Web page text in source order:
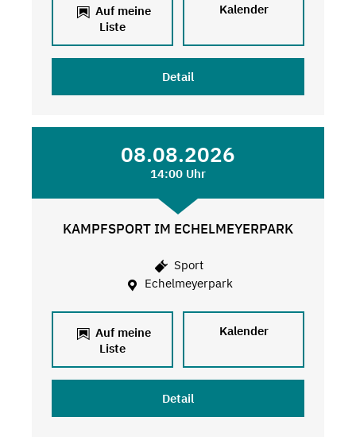
Auf meine
Liste
Kalender
Detail
08.08.2026
14:00 Uhr
KAMPFSPORT IM ECHELMEYERPARK
Sport
Echelmeyerpark
Auf meine
Liste
Kalender
Detail